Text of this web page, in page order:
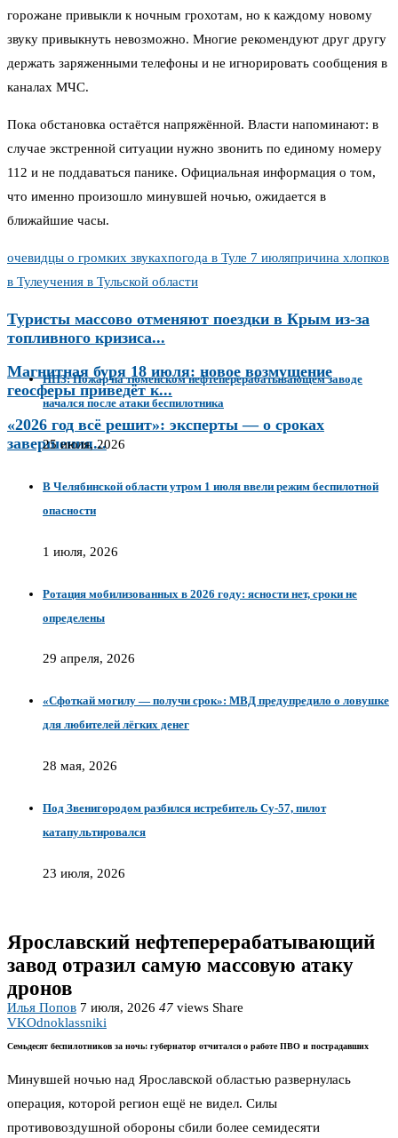
горожане привыкли к ночным грохотам, но к каждому новому
звуку привыкнуть невозможно. Многие рекомендуют друг другу
держать заряженными телефоны и не игнорировать сообщения в
каналах МЧС.
Пока обстановка остаётся напряжённой. Власти напоминают: в
случае экстренной ситуации нужно звонить по единому номеру
112 и не поддаваться панике. Официальная информация о том,
что именно произошло минувшей ночью, ожидается в
ближайшие часы.
очевидцы о громких звукахпогода в Туле 7 июляпричина хлопков
в Тулеучения в Тульской области
Туристы массово отменяют поездки в Крым из-за
топливного кризиса...
Магнитная буря 18 июля: новое возмущение
геосферы приведёт к...
«2026 год всё решит»: эксперты — о сроках
завершения...
НПЗ: Пожар на тюменском нефтеперерабатывающем заводе
начался после атаки беспилотника
25 июля, 2026
В Челябинской области утром 1 июля ввели режим беспилотной
опасности
1 июля, 2026
Ротация мобилизованных в 2026 году: ясности нет, сроки не
определены
29 апреля, 2026
«Сфоткай могилу — получи срок»: МВД предупредило о ловушке
для любителей лёгких денег
28 мая, 2026
Под Звенигородом разбился истребитель Су-57, пилот
катапультировался
23 июля, 2026
Ярославский нефтеперерабатывающий
завод отразил самую массовую атаку
дронов
Илья Попов 7 июля, 2026 47 views Share
VKOdnoklassniki
Семьдесят беспилотников за ночь: губернатор отчитался о работе ПВО и пострадавших
Минувшей ночью над Ярославской областью развернулась
операция, которой регион ещё не видел. Силы
противовоздушной обороны сбили более семидесяти